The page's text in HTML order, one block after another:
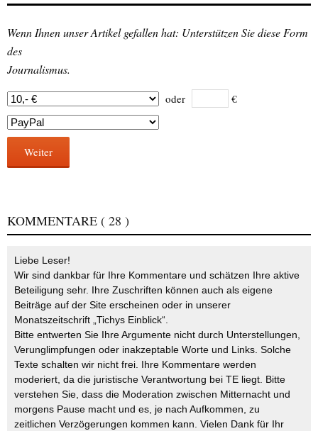
Wenn Ihnen unser Artikel gefallen hat: Unterstützen Sie diese Form
des
Journalismus.
oder €
Weiter
KOMMENTARE ( 28 )
Liebe Leser!
Wir sind dankbar für Ihre Kommentare und schätzen Ihre aktive
Beteiligung sehr. Ihre Zuschriften können auch als eigene
Beiträge auf der Site erscheinen oder in unserer
Monatszeitschrift „Tichys Einblick“.
Bitte entwerten Sie Ihre Argumente nicht durch Unterstellungen,
Verunglimpfungen oder inakzeptable Worte und Links. Solche
Texte schalten wir nicht frei. Ihre Kommentare werden
moderiert, da die juristische Verantwortung bei TE liegt. Bitte
verstehen Sie, dass die Moderation zwischen Mitternacht und
morgens Pause macht und es, je nach Aufkommen, zu
zeitlichen Verzögerungen kommen kann. Vielen Dank für Ihr